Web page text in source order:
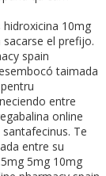
10mg
el prefijo.
spain
taimada
entre
online
Te
entre su
5mg 10mg